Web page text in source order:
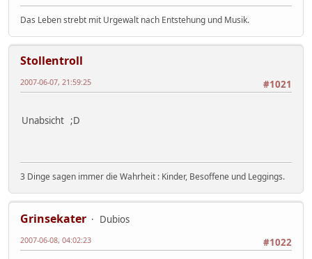
Das Leben strebt mit Urgewalt nach Entstehung und Musik.
Stollentroll
#1021
2007-06-07, 21:59:25
Unabsicht ;D
3 Dinge sagen immer die Wahrheit : Kinder, Besoffene und Leggings.
Grinsekater
Dubios
#1022
2007-06-08, 04:02:23